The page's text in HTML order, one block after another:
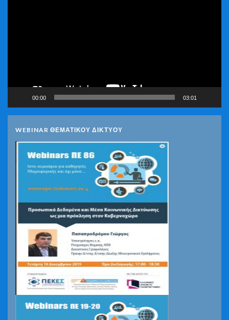
00:00 03:01
WEBINAR ΘΕΜΑΤΙΚΟΥ ΔΙΚΤΥΟΥ